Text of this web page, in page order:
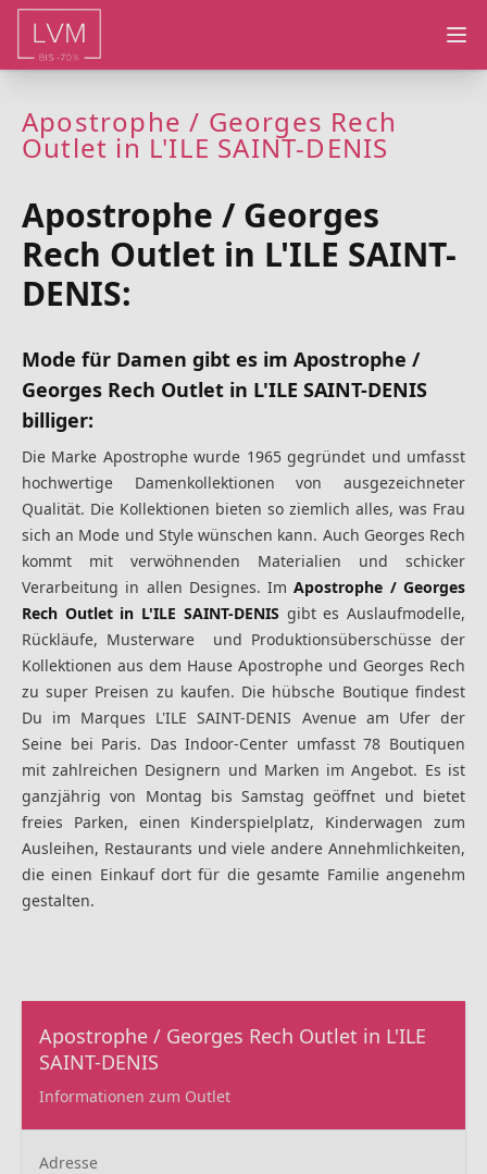
Apostrophe / Georges Rech
Outlet in L'ILE SAINT-DENIS
Apostrophe / Georges
Rech Outlet in L'ILE SAINT-
DENIS:
Mode für Damen gibt es im Apostrophe /
Georges Rech Outlet in L'ILE SAINT-DENIS
billiger:
Die Marke Apostrophe wurde 1965 gegründet und umfasst
hochwertige Damenkollektionen von ausgezeichneter
Qualität. Die Kollektionen bieten so ziemlich alles, was Frau
sich an Mode und Style wünschen kann. Auch Georges Rech
kommt mit verwöhnenden Materialien und schicker
Verarbeitung in allen Designes. ImApostrophe / Georges
Rech Outlet in L'ILE SAINT-DENIS gibt es Auslaufmodelle,
Rückläufe, Musterware und Produktionsüberschüsse der
Kollektionen aus dem Hause Apostrophe und Georges Rech
zu super Preisen zu kaufen. Die hübsche Boutique findest
Du im Marques L'ILE SAINT-DENIS Avenue am Ufer der
Seine bei Paris. Das Indoor-Center umfasst 78 Boutiquen
mit zahlreichen Designern und Marken im Angebot. Es ist
ganzjährig von Montag bis Samstag geöffnet und bietet
freies Parken, einen Kinderspielplatz, Kinderwagen zum
Ausleihen, Restaurants und viele andere Annehmlichkeiten,
die einen Einkauf dort für die gesamte Familie angenehm
gestalten.
Apostrophe / Georges Rech Outlet in L'ILE
SAINT-DENIS
Informationen zum Outlet
Adresse